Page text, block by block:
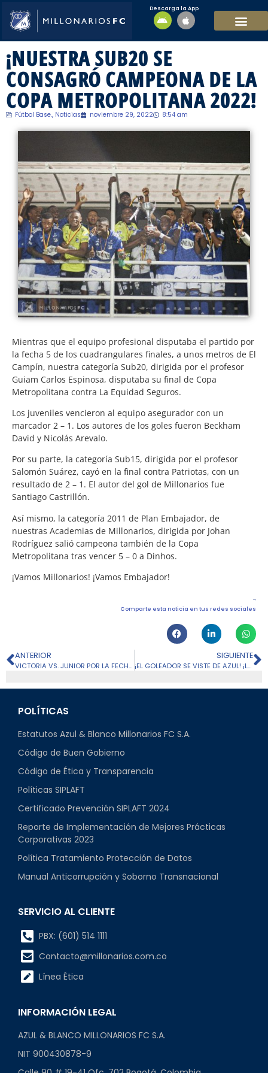
Descarga la App
¡NUESTRA SUB20 SE
CONSAGRÓ CAMPEONA DE LA
COPA METROPOLITANA 2022!
Fútbol Base., Noticias noviembre 29, 2022 8:54 am
Mientras que el equipo profesional disputaba el partido por
la fecha 5 de los cuadrangulares finales, a unos metros de El
Campín, nuestra categoría Sub20, dirigida por el profesor
Guiam Carlos Espinosa, disputaba su final de Copa
Metropolitana contra La Equidad Seguros.
Los juveniles vencieron al equipo asegurador con un
marcador 2 – 1. Los autores de los goles fueron Beckham
David y Nicolás Arevalo.
Por su parte, la categoría Sub15, dirigida por el profesor
Salomón Suárez, cayó en la final contra Patriotas, con un
resultado de 2 – 1. El autor del gol de Millonarios fue
Santiago Castrillón.
Así mismo, la categoría 2011 de Plan Embajador, de
nuestras Academias de Millonarios, dirigida por Johan
Rodríguez salió campeona también de la Copa
Metropolitana tras vencer 5 – 0 a Dinhos.
¡Vamos Millonarios! ¡Vamos Embajador!
Comparte esta noticia en tus redes sociales
ANTERIOR
VICTORIA VS. JUNIOR POR LA FECHA 5 DEL CUADRANGULAR FINAL 2022-2
SIGUIENTE
¡EL GOLEADOR SE VISTE DE AZUL! ¡LEONARDO CASTRO ES NUEVO JUGADOR DEL EMBAJADOR!
POLÍTICAS
Estatutos Azul & Blanco Millonarios FC S.A.
Código de Buen Gobierno
Código de Ética y Transparencia
Políticas SIPLAFT
Certificado Prevención SIPLAFT 2024
Reporte de Implementación de Mejores Prácticas
Corporativas 2023
Política Tratamiento Protección de Datos
Manual Anticorrupción y Soborno Transnacional
SERVICIO AL CLIENTE
PBX: (601) 514 1111
Contacto@millonarios.com.co
Línea Ética
INFORMACIÓN LEGAL
AZUL & BLANCO MILLONARIOS FC S.A.
NIT 900430878-9